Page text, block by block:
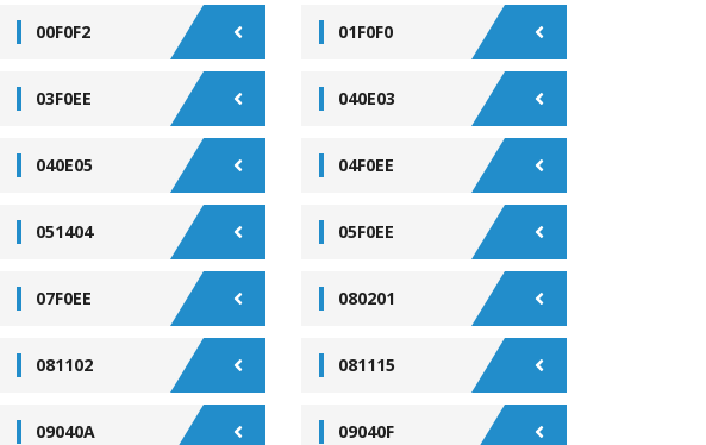
00F0F2 01F0F0
03F0EE 040E03
040E05 04F0EE
051404 05F0EE
07F0EE 080201
081102 081115
09040A 09040F